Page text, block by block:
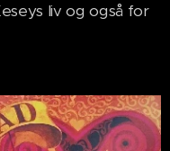
liv og også for